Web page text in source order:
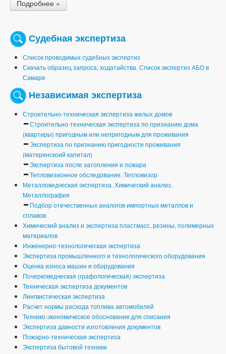
Подробнее »
Судебная экспертиза
Список проводимых судебных экспертиз
Скачать образец запроса, ходатайства. Список экспертиз АБО в
Самаре
Независимая экспертиза
Строительно-техническая экспертиза жилых домов
Строительно-техническая экспертиза по признанию дома
(квартиры) пригодным или непригодным для проживания
Экспертиза по признанию пригодности проживания
(материнскоий капитал)
Экспертиза после затопления и пожара
Тепловизионное обследование. Тепловизор
Металловедческая экспертиза. Химический анализ.
Металлография
Подбор отечественных аналогов импортных металлов и
сплавов
Химический анализ и экспертиза пластмасс, резины, полимерных
материалов
Инженерно-технологическая экспертиза
Экспертиза промышленного и технологического оборудования
Оценка износа машин и оборудования
Почерковедческая (графологическая) экспертиза
Техническая экспертиза документов
Лингвистическая экспертиза
Расчет нормы расхода топлива автомобилей
Технико-экономическое обоснование для списания
Экспертиза давности изготовления документов
Пожарно-техническая экспертиза
Экспертиза бытовой техники